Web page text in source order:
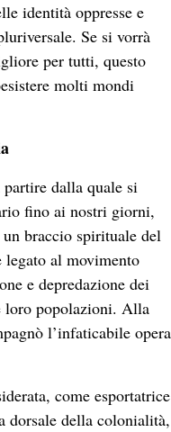
identità oppresse e
Se si vorrà
per tutti, questo
molti mondi
partire dalla quale si
fino ai nostri giorni,
braccio spirituale del
al movimento
e depredazione dei
loro popolazioni. Alla
l’infaticabile opera
come esportatrice
dorsale della colonialità,